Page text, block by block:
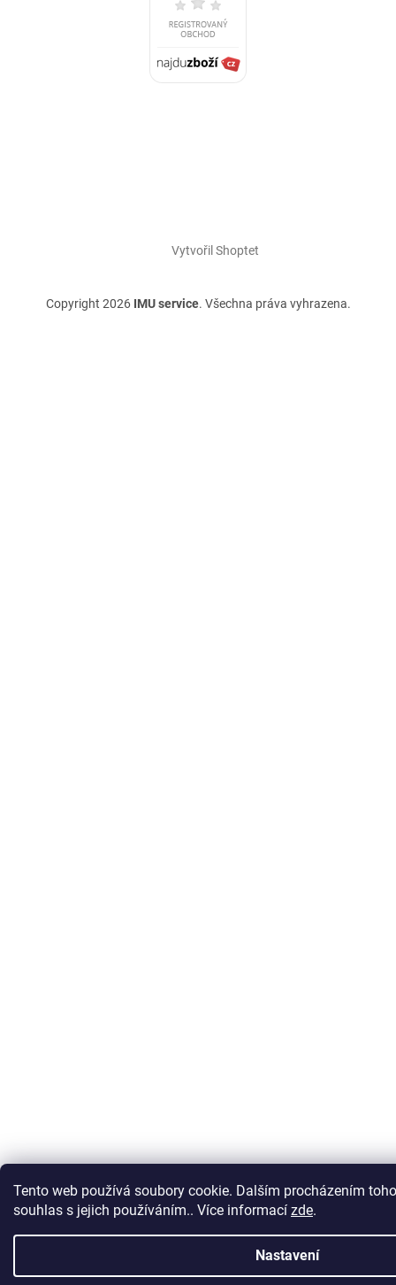
Tento web používá soubory cookie. Dalším procházením
souhlas s jejich používáním.. Více informací zde.
Nastavení
Vytvořil Shoptet
Copyright 2026 IMU service. Všechna práva vyhrazena.